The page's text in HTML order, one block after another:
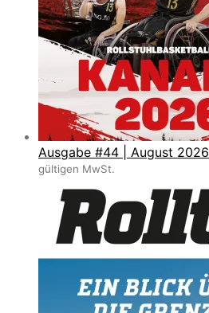
Ausgabe #44 | August 2026
gültigen MwSt.